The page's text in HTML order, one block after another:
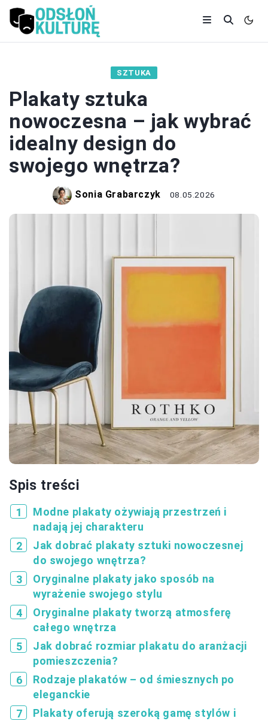
SZTUKA
Plakaty sztuka
nowoczesna – jak wybrać
idealny design do
swojego wnętrza?
Sonia Grabarczyk 08.05.2026
Spis treści
Modne plakaty ożywiają przestrzeń i
nadają jej charakteru
Jak dobrać plakaty sztuki nowoczesnej
do swojego wnętrza?
Oryginalne plakaty jako sposób na
wyrażenie swojego stylu
Oryginalne plakaty tworzą atmosferę
całego wnętrza
Jak dobrać rozmiar plakatu do aranżacji
pomieszczenia?
Rodzaje plakatów – od śmiesznych po
eleganckie
Plakaty oferują szeroką gamę stylów i